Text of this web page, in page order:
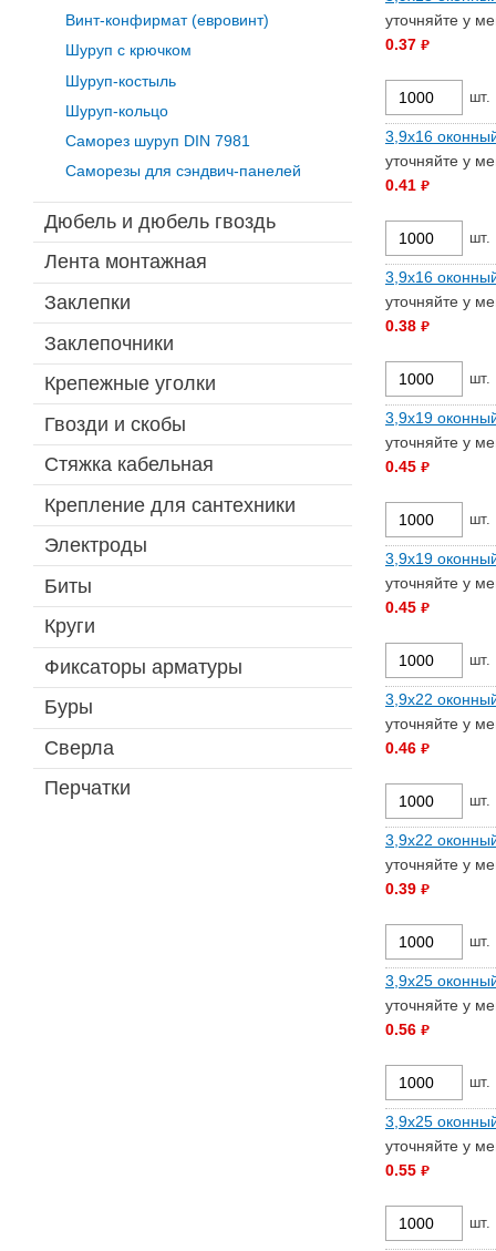
Винт-конфирмат (евровинт)
Шуруп с крючком
Шуруп-костыль
Шуруп-кольцо
Саморез шуруп DIN 7981
Саморезы для сэндвич-панелей
Дюбель и дюбель гвоздь
Лента монтажная
Заклепки
Заклепочники
Крепежные уголки
Гвозди и скобы
Стяжка кабельная
Крепление для сантехники
Электроды
Биты
Круги
Фиксаторы арматуры
Буры
Сверла
Перчатки
уточняйте у
0.37 руб.
шт.
3,9х16
уточняйте у
0.41 руб.
шт.
3,9х16
уточняйте у
0.38 руб.
шт.
3,9х19
уточняйте у
0.45 руб.
шт.
3,9х19
уточняйте у
0.45 руб.
шт.
3,9х22
уточняйте у
0.46 руб.
шт.
3,9х22
уточняйте у
0.39 руб.
шт.
3,9х25
уточняйте у
0.56 руб.
шт.
3,9х25
уточняйте у
0.55 руб.
шт.